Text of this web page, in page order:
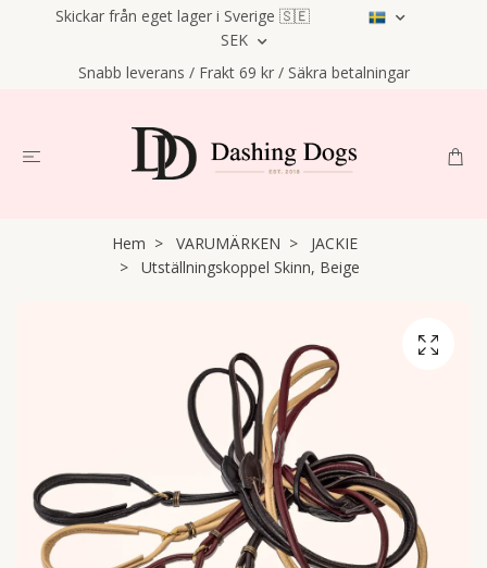
Skickar från eget lager i Sverige 🇸🇪
SEK
Snabb leverans / Frakt 69 kr / Säkra betalningar
Hem VARUMÄRKEN
JACKIE
Utställningskoppel Skinn, Beige